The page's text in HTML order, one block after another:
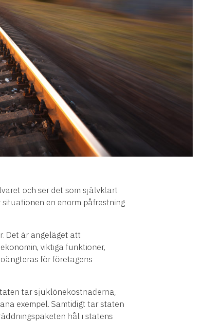
och ser det som självklart
en enorm påfrestning
Det är angeläget att
viktiga funktioner,
för företagens
tar sjuklönekostnaderna,
exempel. Samtidigt tar staten
hål i statens